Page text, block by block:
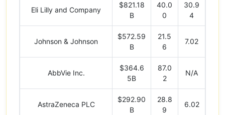
Eli Lilly and Company
$821.18
B
40.0
0
30.9
4
Johnson & Johnson
$572.59
B
21.5
6
7.02
AbbVie Inc.
$364.6
5B
87.0
2
N/A
AstraZeneca PLC
$292.90
B
28.8
9
6.02